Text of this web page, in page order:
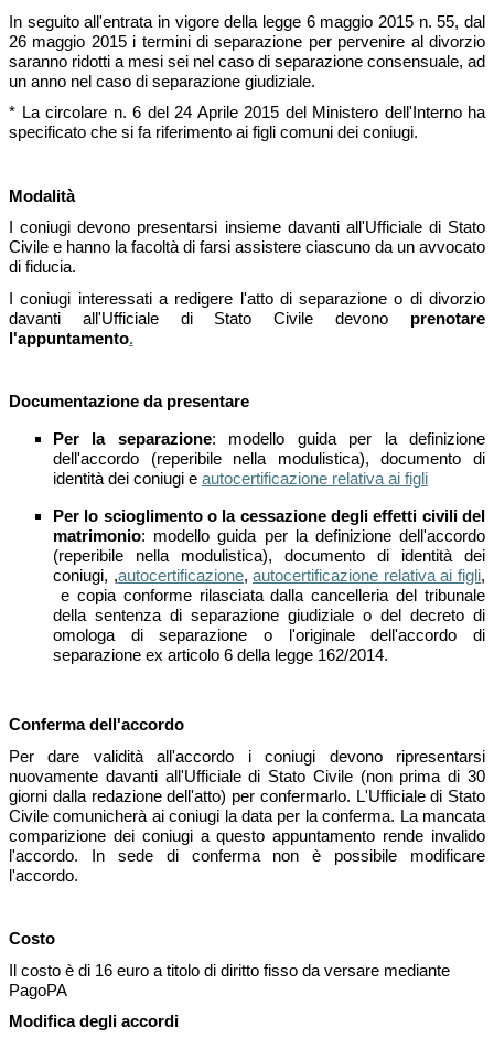
In seguito all'entrata in vigore della legge 6 maggio 2015 n. 55, dal
26 maggio 2015 i termini di separazione per pervenire al divorzio
saranno ridotti a mesi sei nel caso di separazione consensuale, ad
un anno nel caso di separazione giudiziale.
* La circolare n. 6 del 24 Aprile 2015 del Ministero dell'Interno ha
specificato che si fa riferimento ai figli comuni dei coniugi.
Modalità
I coniugi devono presentarsi insieme davanti all'Ufficiale di Stato
Civile e hanno la facoltà di farsi assistere ciascuno da un avvocato
di fiducia.
I coniugi interessati a redigere l'atto di separazione o di divorzio
davanti all'Ufficiale di Stato Civile devono prenotare
l'appuntamento.
Documentazione da presentare
Per la separazione: modello guida per la definizione
dell'accordo (reperibile nella modulistica), documento di
identità dei coniugi e autocertificazione relativa ai figli
Per lo scioglimento o la cessazione degli effetti civili del
matrimonio: modello guida per la definizione dell'accordo
(reperibile nella modulistica), documento di identità dei
coniugi, ,autocertificazione,autocertificazione relativa ai figli,
e copia conforme rilasciata dalla cancelleria del tribunale
della sentenza di separazione giudiziale o del decreto di
omologa di separazione o l'originale dell'accordo di
separazione ex articolo 6 della legge 162/2014.
Conferma dell'accordo
Per dare validità all'accordo i coniugi devono ripresentarsi
nuovamente davanti all'Ufficiale di Stato Civile (non prima di 30
giorni dalla redazione dell'atto) per confermarlo. L'Ufficiale di Stato
Civile comunicherà ai coniugi la data per la conferma. La mancata
comparizione dei coniugi a questo appuntamento rende invalido
l'accordo. In sede di conferma non è possibile modificare
l'accordo.
Costo
Il costo è di 16 euro a titolo di diritto fisso da versare mediante
PagoPA
Modifica degli accordi